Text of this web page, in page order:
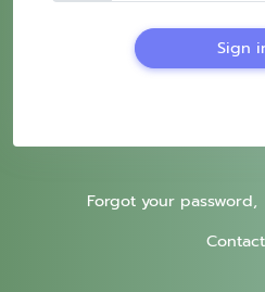
Sign
Forgot your password,